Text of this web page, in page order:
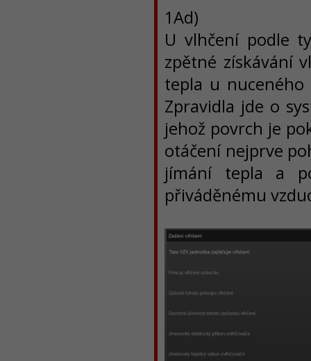
1Ad)
U vlhčení podle
zpětné získávání
tepla u
Zpravidla jde o
jehož povrch je
otáčení nejprve
jímání tepla a
přiváděnému